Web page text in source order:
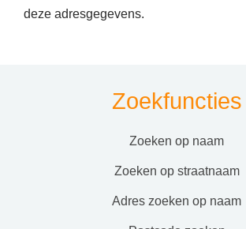
deze adresgegevens.
Zoekfuncties
zoeken op naam
zoeken op straatnaam
adres zoeken op naam